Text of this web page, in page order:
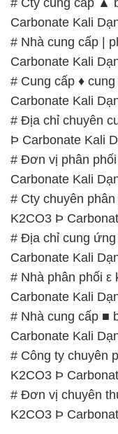
Carbonate Kali
# Nhà cung cấp |
Carbonate Kali
# Cung cấp ♦
Carbonate Kali
# Địa chỉ chuyên
Þ Carbonate Kali
# Đơn vị phân
Carbonate Kali
# Cty chuyên
K2CO3 Þ
# Địa chỉ cung
Carbonate Kali
# Nhà phân phối ε
Carbonate Kali
# Nhà cung cấp ■
Carbonate Kali
# Công ty chuyên
K2CO3 Þ
# Đơn vị chuyên
K2CO3 Þ